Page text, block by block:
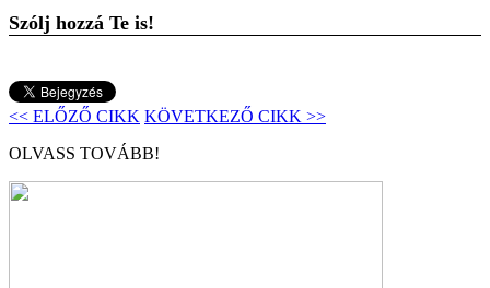
Szólj hozzá Te is!
<< ELŐZŐ CIKK KÖVETKEZŐ CIKK >>
OLVASS TOVÁBB!